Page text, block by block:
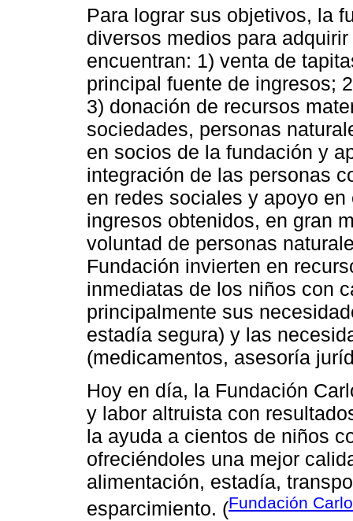
Para lograr sus objetivos, la
diversos medios para
encuentran: 1) venta de
principal fuente de ingresos;
3) donación de recursos
sociedades, personas
en socios de la fundación y
integración de las personas
en redes sociales y apoyo
ingresos obtenidos, en gran
voluntad de personas
Fundación invierten en
inmediatas de los niños con
principalmente sus
estadía segura) y las
(medicamentos, asesoría
Hoy en día, la Fundación
y labor altruista con
la ayuda a cientos de niños
ofreciéndoles una mejor
alimentación, estadía,
esparcimiento. (Fundación